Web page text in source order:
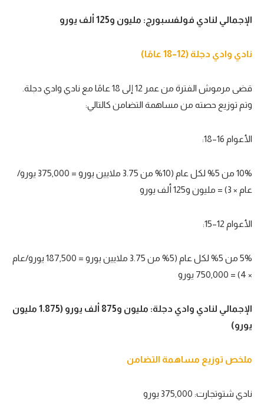
الإجمالي لنادي فولفسبورج: مليون و125 ألف يورو
نادي وادي دجلة (12–18 عامًا)
قضى مرموش الفترة من عمر 12 إلى 18 عامًا مع نادي وادي دجلة.
وتم توزيع حصته من مساهمة التضامن كالتالي:
الأعوام 16–18:
10% من 5% لكل عام (10% من 3.75 ملايين يورو = 375,000 يورو/
عام × 3) = مليون و125 ألف يورو
الأعوام 12–15:
5% من 5% لكل عام (5% من 3.75 ملايين يورو = 187,500 يورو/عام
× 4) = 750,000 يورو
الإجمالي لنادي وادي دجلة: مليون و875 ألف يورو (1.875 مليون
يورو)
ملخص توزيع مساهمة التضامن
نادي شتوتجارت: 375,000 يورو